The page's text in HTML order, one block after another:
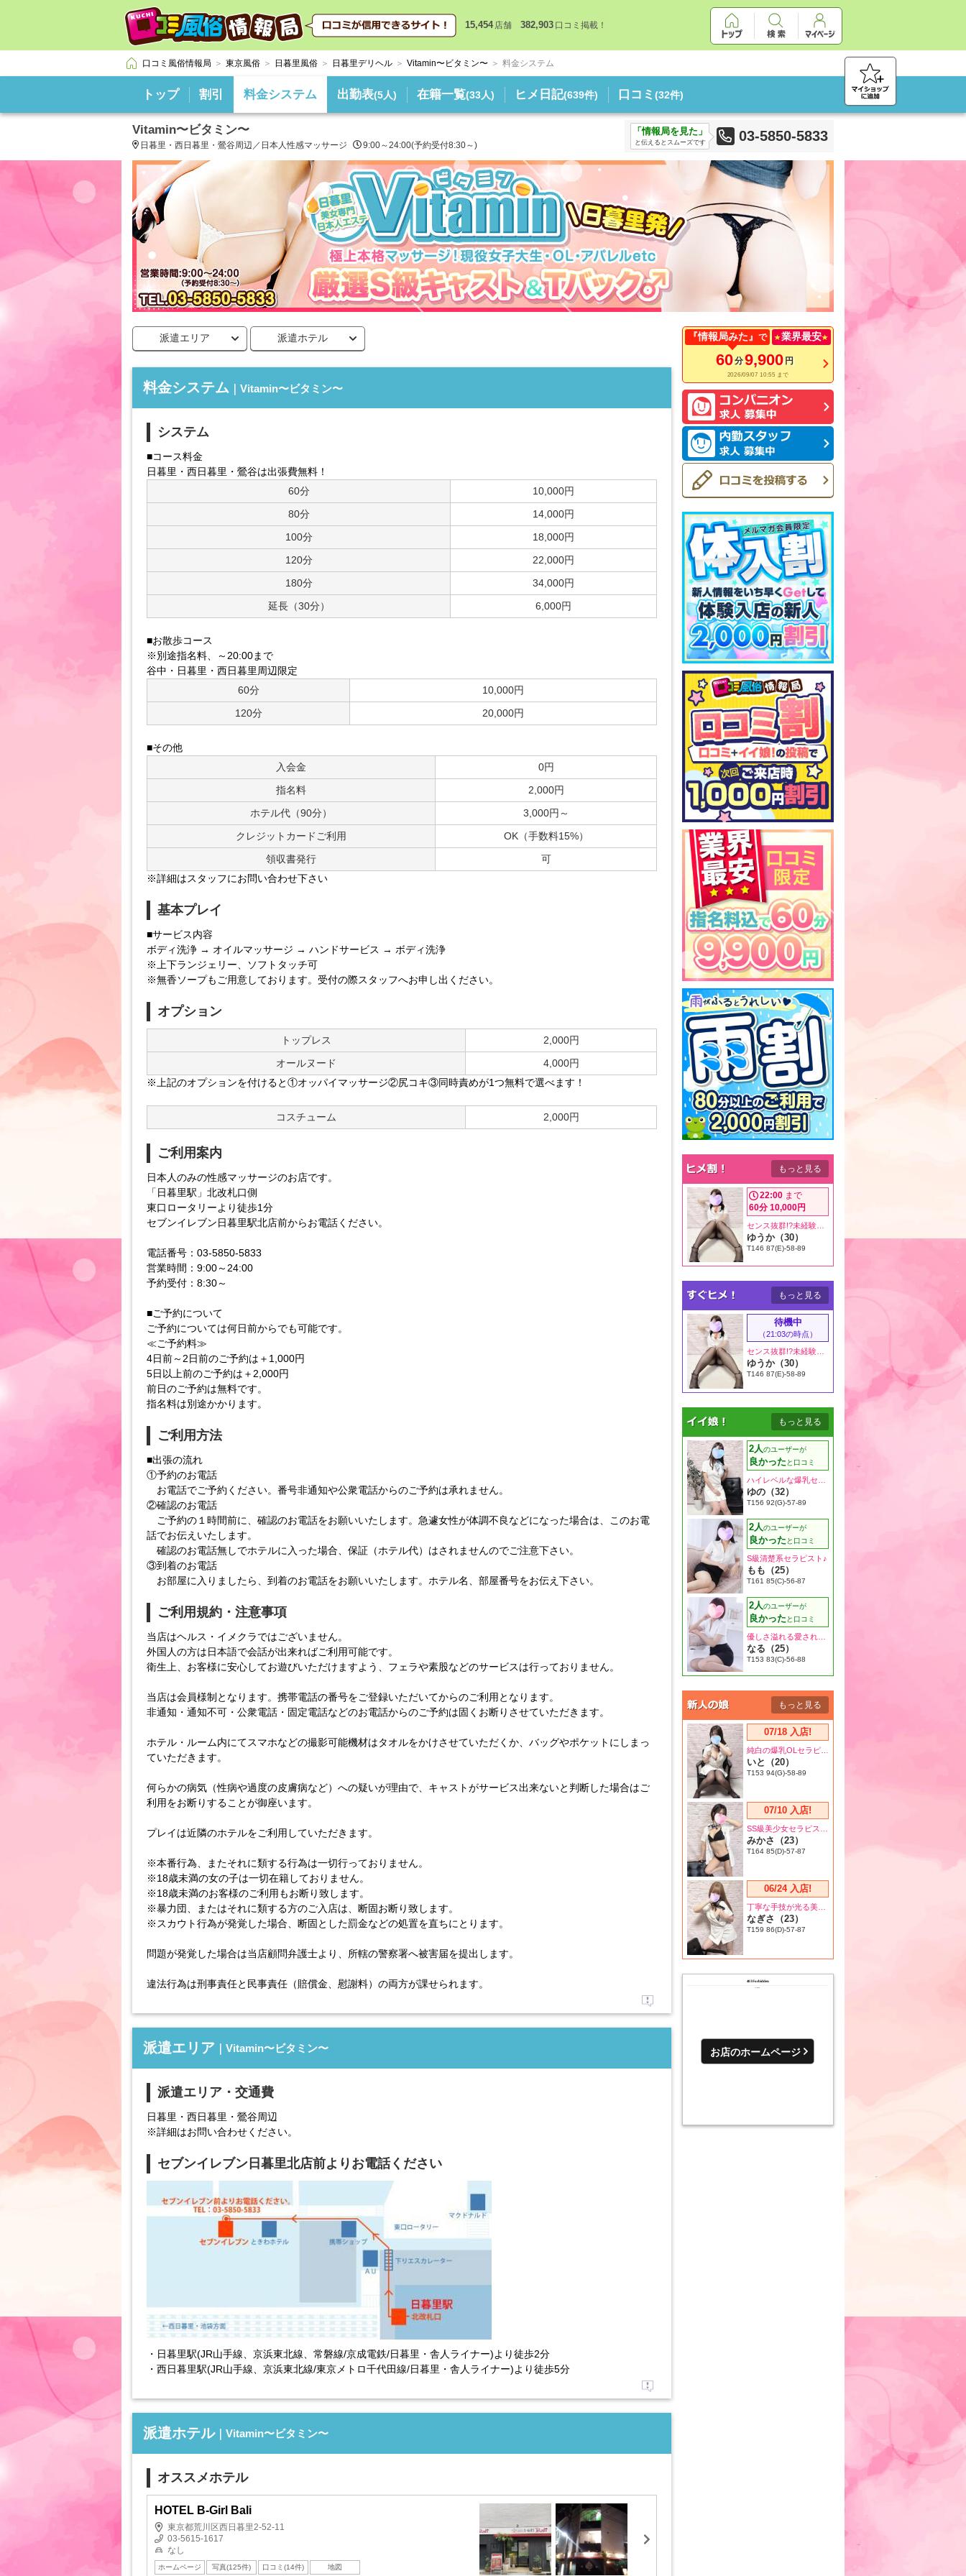
15,454 店舗 382,903 口コミ掲載！
口コミ風俗情報局 東京風俗 日暮里風俗 日暮里デリヘル Vitamin〜ビタミン〜 料金システム
トップ 割引 料金システム 出勤表(5人) 在籍一覧(33人) ヒメ日記(639件) 口コミ (32件)
Vitamin〜ビタミン〜
日暮里・西日暮里・鶯谷周辺／日本人性感マッサージ 9:00～24:00(予約受付8:30～)
「情報局を見た」
と伝えるとスムーズです 03-5850-5833
派遣エリア 派遣ホテル
料金システム ｜Vitamin〜ビタミン〜
システム
■コース料金
日暮里・西日暮里・鶯谷は出張費無料！
60分
10,000円
80分
14,000円
100分
18,000円
120分
22,000円
180分
34,000円
延長（30分）
6,000円
■お散歩コース
※別途指名料、～20:00まで
谷中・日暮里・西日暮里周辺限定
60分
10,000円
120分
20,000円
■その他
入会金
0円
指名料
2,000円
ホテル代（90分）
3,000円～
クレジットカードご利用
OK（手数料15%）
領収書発行
可
※詳細はスタッフにお問い合わせ下さい
基本プレイ
■サービス内容
ボディ洗浄 → オイルマッサージ → ハンドサービス → ボディ洗浄
※上下ランジェリー、ソフトタッチ可
※無香ソープもご用意しております。受付の際スタッフへお申し出ください。
オプション
トップレス
2,000円
オールヌード
4,000円
※上記のオプションを付けると①オッパイマッサージ②尻コキ③同時責めが1つ無料で選べます！
コスチューム 2,000円
ご利用案内
日本人のみの性感マッサージのお店です。
「日暮里駅」北改札口側
東口ロータリーより徒歩1分
セブンイレブン日暮里駅北店前からお電話ください。
電話番号：03-5850-5833
営業時間：9:00～24:00
予約受付：8:30～
■ご予約について
ご予約については何日前からでも可能です。
≪ご予約料≫
4日前～2日前のご予約は＋1,000円
5日以上前のご予約は＋2,000円
前日のご予約は無料です。
指名料は別途かかります。
ご利用方法
■出張の流れ
①予約のお電話
お電話でご予約ください。番号非通知や公衆電話からのご予約は承れません。
②確認のお電話
ご予約の１時間前に、確認のお電話をお願いいたします。急遽女性が体調不良などになった場合は、このお電
話でお伝えいたします。
確認のお電話無しでホテルに入った場合、保証（ホテル代）はされませんのでご注意下さい。
③到着のお電話
お部屋に入りましたら、到着のお電話をお願いいたします。ホテル名、部屋番号をお伝え下さい。
ご利用規約・注意事項
当店はヘルス・イメクラではございません。
外国人の方は日本語で会話が出来ればご利用可能です。
衛生上、お客様に安心してお遊びいただけますよう、フェラや素股などのサービスは行っておりません。
当店は会員様制となります。携帯電話の番号をご登録いただいてからのご利用となります。
非通知・通知不可・公衆電話・固定電話などのお電話からのご予約は固くお断りさせていただきます。
ホテル・ルーム内にてスマホなどの撮影可能機材はタオルをかけさせていただくか、バッグやポケットにしまっ
ていただきます。
何らかの病気（性病や過度の皮膚病など）への疑いが理由で、キャストがサービス出来ないと判断した場合はご
利用をお断りすることが御座います。
プレイは近隣のホテルをご利用していただきます。
※本番行為、またそれに類する行為は一切行っておりません。
※18歳未満の女の子は一切在籍しておりません。
※18歳未満のお客様のご利用もお断り致します。
※暴力団、またはそれに類する方のご入店は、断固お断り致します。
※スカウト行為が発覚した場合、断固とした罰金などの処置を直ちにとります。
問題が発覚した場合は当店顧問弁護士より、所轄の警察署へ被害届を提出します。
違法行為は刑事責任と民事責任（賠償金、慰謝料）の両方が課せられます。
派遣エリア ｜Vitamin〜ビタミン〜
派遣エリア・交通費
日暮里・西日暮里・鶯谷周辺
※詳細はお問い合わせください。
セブンイレブン日暮里北店前よりお電話ください
・日暮里駅(JR山手線、京浜東北線、常磐線/京成電鉄/日暮里・舎人ライナー)より徒歩2分
・西日暮里駅(JR山手線、京浜東北線/東京メトロ千代田線/日暮里・舎人ライナー)より徒歩5分
派遣ホテル｜Vitamin〜ビタミン〜
オススメホテル
HOTEL B-Girl Bali
東京都荒川区西日暮里2-52-11
03-5615-1617
なし
ホームページ 写真(125件) 口コミ(14件) 地図
『情報局みた』 で 業界最安
60分9,900 円
2026/09/07 10:55 まで
もっと見る
22:00 まで
60分 10,000円
ゆうか（30）
T146 87(E)-58-89
もっと見る
待機中
（21:03の時点）
ゆうか（30）
T146 87(E)-58-89
もっと見る
2人のユーザーが
良かった と口コミ
ゆの（32）
T156 92(G)-57-89
2人のユーザーが
良かった と口コミ
S級清楚系セラピスト♪
もも（25）
T161 85(C)-56-87
2人のユーザーが
良かった と口コミ
なる（25）
T153 83(C)-56-88
もっと見る
07/18 入店!
いと（20）
T153 94(G)-58-89
07/10 入店!
みかさ（23）
T164 85(D)-57-87
06/24 入店!
なぎさ（23）
T159 86(D)-57-87
お店のホームページ